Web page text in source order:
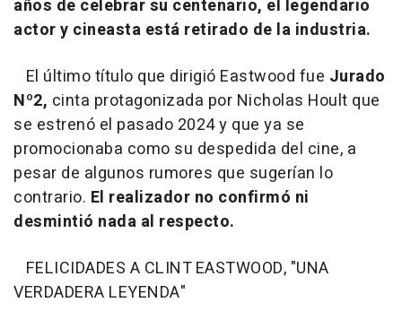
años de celebrar su centenario, el legendario
actor y cineasta está retirado de la industria.
El último título que dirigió Eastwood fue Jurado
Nº2, cinta protagonizada por Nicholas Hoult que
se estrenó el pasado 2024 y que ya se
promocionaba como su despedida del cine, a
pesar de algunos rumores que sugerían lo
contrario. El realizador no confirmó ni
desmintió nada al respecto.
FELICIDADES A CLINT EASTWOOD, "UNA
VERDADERA LEYENDA"